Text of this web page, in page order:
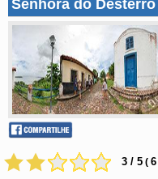
Senhora do Desterro
3 / 5 ( 6